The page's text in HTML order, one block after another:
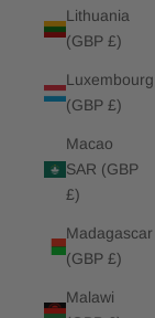
Lithuania
(GBP £)
Luxembourg
(GBP £)
Macao
SAR (GBP
£)
Madagascar
(GBP £)
Malawi